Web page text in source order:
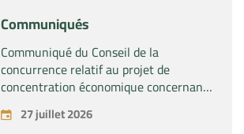
pharmaceutiques « Rilutek » et «
Sabril » détenus par la société « Sanofi
SA »
Communiqués
Communiqué du Conseil de la
concurrence relatif au projet de
concentration économique concernant
la prise du contrôle exclusif par la
société « Plastika Kritis SA » de la
27 juillet 2026